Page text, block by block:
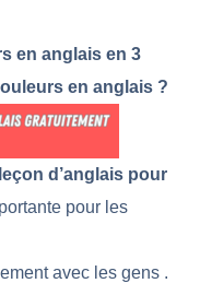
en anglais en 3
en anglais ?
leçon d’anglais pour
pour les
avec les gens .